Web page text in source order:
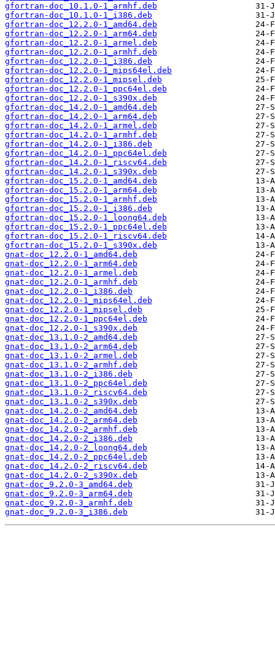
gfortran-doc_10.1.0-1_armhf.deb
gfortran-doc_10.1.0-1_i386.deb
gfortran-doc_12.2.0-1_amd64.deb
gfortran-doc_12.2.0-1_arm64.deb
gfortran-doc_12.2.0-1_armel.deb
gfortran-doc_12.2.0-1_armhf.deb
gfortran-doc_12.2.0-1_i386.deb
gfortran-doc_12.2.0-1_mips64el.deb
gfortran-doc_12.2.0-1_mipsel.deb
gfortran-doc_12.2.0-1_ppc64el.deb
gfortran-doc_12.2.0-1_s390x.deb
gfortran-doc_14.2.0-1_amd64.deb
gfortran-doc_14.2.0-1_arm64.deb
gfortran-doc_14.2.0-1_armel.deb
gfortran-doc_14.2.0-1_armhf.deb
gfortran-doc_14.2.0-1_i386.deb
gfortran-doc_14.2.0-1_ppc64el.deb
gfortran-doc_14.2.0-1_riscv64.deb
gfortran-doc_14.2.0-1_s390x.deb
gfortran-doc_15.2.0-1_amd64.deb
gfortran-doc_15.2.0-1_arm64.deb
gfortran-doc_15.2.0-1_armhf.deb
gfortran-doc_15.2.0-1_i386.deb
gfortran-doc_15.2.0-1_loong64.deb
gfortran-doc_15.2.0-1_ppc64el.deb
gfortran-doc_15.2.0-1_riscv64.deb
gfortran-doc_15.2.0-1_s390x.deb
gnat-doc_12.2.0-1_amd64.deb
gnat-doc_12.2.0-1_arm64.deb
gnat-doc_12.2.0-1_armel.deb
gnat-doc_12.2.0-1_armhf.deb
gnat-doc_12.2.0-1_i386.deb
gnat-doc_12.2.0-1_mips64el.deb
gnat-doc_12.2.0-1_mipsel.deb
gnat-doc_12.2.0-1_ppc64el.deb
gnat-doc_12.2.0-1_s390x.deb
gnat-doc_13.1.0-2_amd64.deb
gnat-doc_13.1.0-2_arm64.deb
gnat-doc_13.1.0-2_armel.deb
gnat-doc_13.1.0-2_armhf.deb
gnat-doc_13.1.0-2_i386.deb
gnat-doc_13.1.0-2_ppc64el.deb
gnat-doc_13.1.0-2_riscv64.deb
gnat-doc_13.1.0-2_s390x.deb
gnat-doc_14.2.0-2_amd64.deb
gnat-doc_14.2.0-2_arm64.deb
gnat-doc_14.2.0-2_armhf.deb
gnat-doc_14.2.0-2_i386.deb
gnat-doc_14.2.0-2_loong64.deb
gnat-doc_14.2.0-2_ppc64el.deb
gnat-doc_14.2.0-2_riscv64.deb
gnat-doc_14.2.0-2_s390x.deb
gnat-doc_9.2.0-3_amd64.deb
gnat-doc_9.2.0-3_arm64.deb
gnat-doc_9.2.0-3_armhf.deb
gnat-doc_9.2.0-3_i386.deb